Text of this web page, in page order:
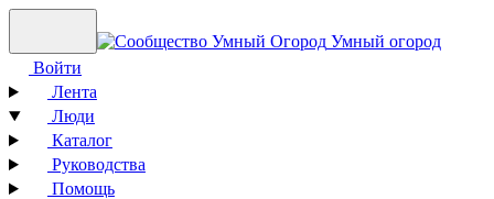
Умный огород
Войти
Лента
Люди
Каталог
Руководства
Помощь